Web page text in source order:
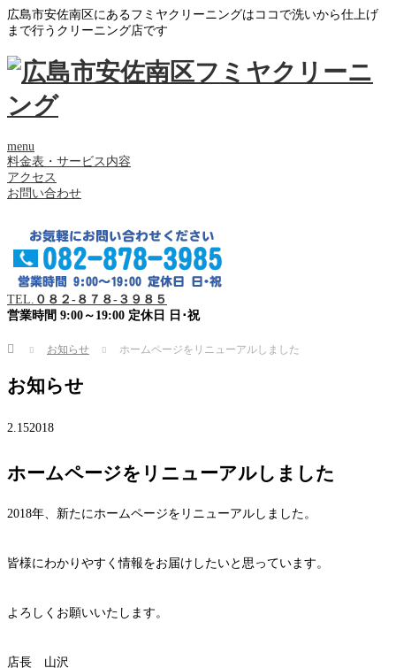
広島市安佐南区にあるフミヤクリーニングはココで洗いから仕上げ
まで行うクリーニング店です
menu
料金表・サービス内容
アクセス
お問い合わせ
TEL. ０８２-８７８-３９８５
営業時間 9:00～19:00 定休日 日･祝
Home お知らせ ホームページをリニューアルしました
お知らせ
2.152018
ホームページをリニューアルしました
2018年、新たにホームページをリニューアルしました。
皆様にわかりやすく情報をお届けしたいと思っています。
よろしくお願いいたします。
店長 山沢